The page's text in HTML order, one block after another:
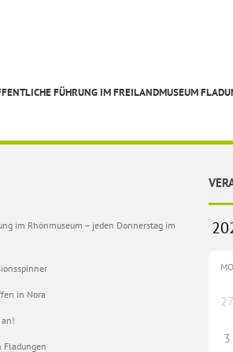
FÜHRUNG IM FREILANDMUSEUM
im Rhönmuseum – jeden Donnerstag im
in Nora
an!
Fladungen
3